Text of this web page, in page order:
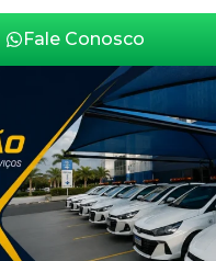
Fale Conosco